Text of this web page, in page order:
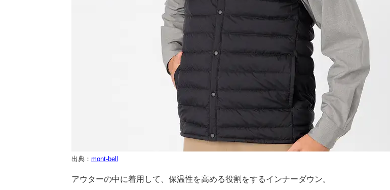
出典： mont-bell
アウターの中に着用して、保温性を高める役割をするインナーダウン。